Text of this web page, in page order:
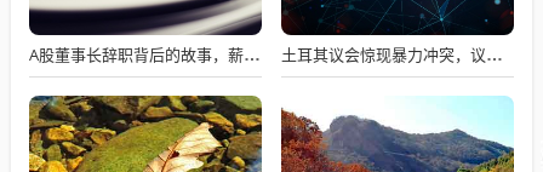
A股董事长辞职背后的故事，薪资不满意引发争议 土耳其议会惊现暴力冲突，议员互撕引发全球瞩目